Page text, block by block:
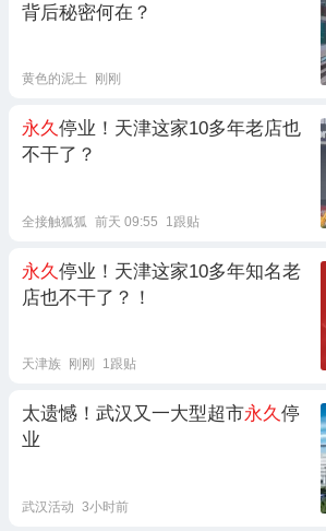
背后秘密何在？
黄色的泥土 刚刚
永久停业！天津这家10多年老店也
不干了？
全接触狐狐 前天 09:55 1跟贴
永久 停业！天津这家10多年知名老
店也不干了？！
天津族 刚刚 1跟贴
太遗憾！武汉又一大型超市永久停
业
武汉活动 3小时前